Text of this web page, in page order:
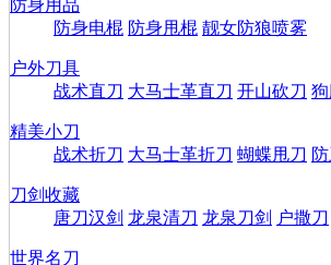
防身用品
防身电棍 防身甩棍 靓女防狼喷雾
户外刀具
战术直刀 大马士革直刀 开山砍刀
精美小刀
战术折刀 大马士革折刀 蝴蝶甩刀
刀剑收藏
唐刀汉剑 龙泉清刀 龙泉刀剑 户撒刀
世界名刀